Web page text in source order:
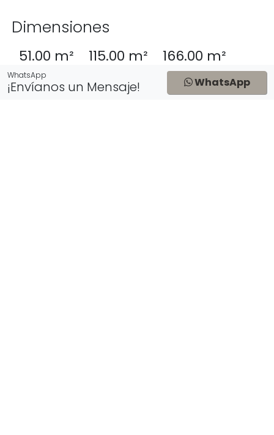
Dimensiones
51.00 m²
Exterior
115.00 m² 166.00 m²
Total
WhatsApp
¡Envíanos un Mensaje! WhatsApp